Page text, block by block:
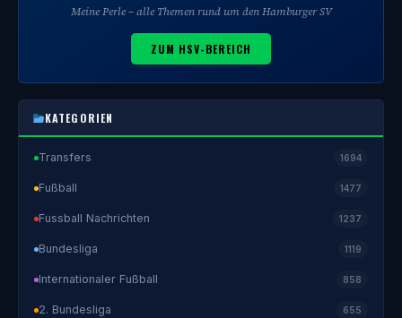
Meine Perle – alle Themen rund um den Hamburger SV
ZUM HSV-BEREICH
KATEGORIEN
Transfers 1694
Fußball 1477
Fussball Nachrichten 1237
Bundesliga 1119
Internationaler Fußball 858
2. Bundesliga 655